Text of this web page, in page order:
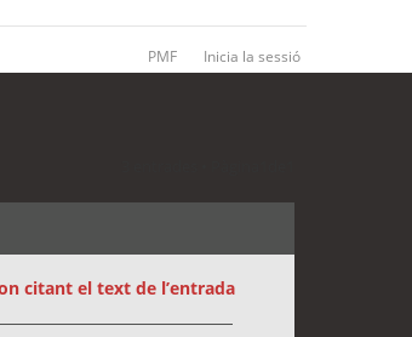
PMF Inicia la sessió
citant el text de l’entrada